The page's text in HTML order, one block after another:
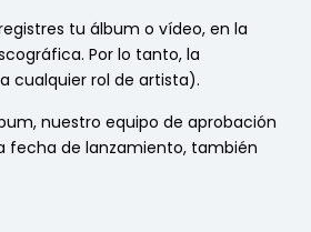
tu álbum o vídeo, en la
Por lo tanto, la
cualquier rol de artista).
nuestro equipo de aprobación
fecha de lanzamiento, también